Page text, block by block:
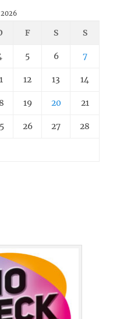
2026
F S S
5 6 7
12 13 14
19 20 21
26 27 28